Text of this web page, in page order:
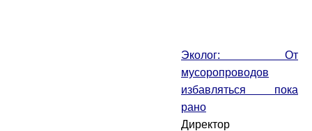
Эколог: От
мусоропроводов
избавляться пока
рано
Директор